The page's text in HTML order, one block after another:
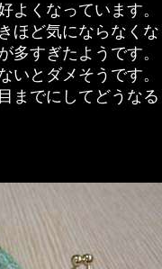
くなっています。
ほど気にならなくな
多すぎたようです。
いとダメそうです。
までにしてどうなる